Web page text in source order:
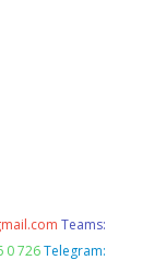
Teams:
0 726 Telegram: